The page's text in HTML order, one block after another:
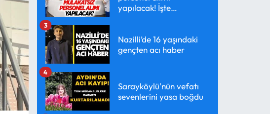
yapılacak! İşte
Nazilli’de 16 yaşındaki
gençten acı haber
3
Sarayköylü'nün vefatı
sevenlerini yasa boğdu
4